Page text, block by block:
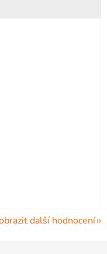
další hodnocení